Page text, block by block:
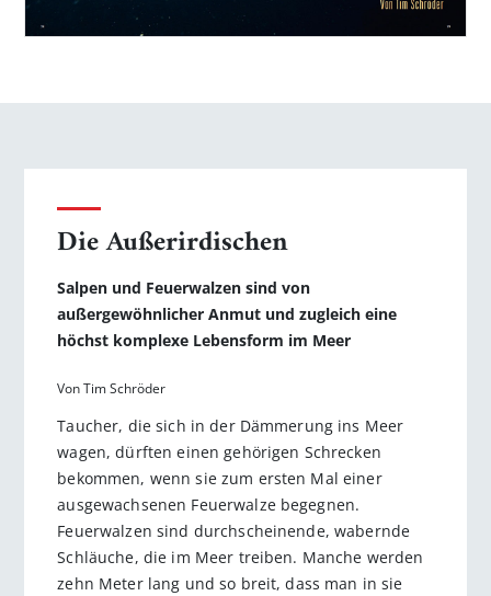
Die Außerirdischen
Salpen und Feuerwalzen sind von
außergewöhnlicher Anmut und zugleich eine
höchst komplexe Lebensform im Meer
Von Tim Schröder
Taucher, die sich in der Dämmerung ins Meer
wagen, dürften einen gehörigen Schrecken
bekommen, wenn sie zum ersten Mal einer
ausgewachsenen Feuerwalze begegnen.
Feuerwalzen sind durchscheinende, wabernde
Schläuche, die im Meer treiben. Manche werden
zehn Meter lang und so breit, dass man in sie